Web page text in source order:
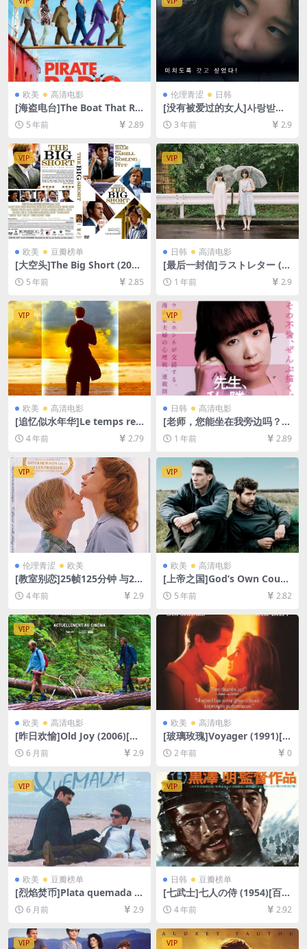
欧美 高清电影
[海盗电台]The Boat That Ro
cked (2009)135min[百度网
盘+夸克网盘+迅雷云盘资源10
80P超清][MP4/7.7GB][中英
字幕]【视频文件+防和谐压缩
包（含解压密码）】
5 年前 2.89
伦理青涩 日韩
[没有被爱过的女人]사랑받지
못한 여자 (2017)[百度网盘
+迅雷云盘资源1080P超清未
删减][MP4/5GB][韩语中字]
3 年前 2.9
VIP
欧美 豆瓣榜单
[大空头]The Big Short (201
5)[百度网盘+夸克网盘+迅雷云
盘资源1080P超清未删减][MP
5 年前 2.85
VIP
日韩 高清电影
[最后一封信]ラストレター (2
020)[百度网盘+夸克网盘1080
P超清未删减资源][网盘在线播
幕]
1 年前 2.9
VIP
欧美 高清电影
[追忆似水年华]Le temps retr
ouvé, d’après l’oeuvre de M
arcel Proust (1999)[百度网
盘+迅雷云盘资源1080P超清
未删减][MP4/9.5GB][中文字
幕]
4 年前 2.79
VIP
日韩 高清电影
[老师，您能坐在我旁边吗？]
先生、私の隣に座っていただ
けませんか？ (2021)[百度网
盘+夸克网盘1080P超清未删
减资源][网盘在线播放/下载]
[MP4/8GB][中文字幕]
1 年前 2.89
VIP
伦理青涩 欧美
[教室别恋]25帧125分钟 与24
帧130 分钟版本一致 Lust oc
h fägring stor (1995)[百度网
盘+迅雷云盘资源1080P超清
未删减][MP4/GB][中英字幕]
4 年前 2.9
VIP
欧美 高清电影
[上帝之国]God’s Own Count
ry (2017)[百度网盘+迅雷云盘
资源1080P超清未删减][MP4/
5.9GB][中英字幕]【视频文件
+防和谐压缩包（含解压密
码）】
5 年前 2.82
VIP
欧美 高清电影
[昨日欢愉]Old Joy (2006)[百
度网盘+夸克网盘1080P超清
未删减资源][网盘在线播放/下
6 月前 2.9
欧美 高清电影
[玻璃玫瑰]Voyager (1991)[百
度网盘+夸克网盘1080P超清
未删减资源][网盘在线播放/下
2 年前 0
VIP
欧美 豆瓣榜单
[烈焰焚币]Plata quemada (2
000)[百度网盘+夸克网盘1080
P超清未删减资源][网盘在线播
放/下载][MP4/7.3GB][中文字
幕]
6 月前 2.9
VIP
日韩 豆瓣榜单
[七武士]七人の侍 (1954)[百度
网盘+迅雷云盘资源1080P超
清未删减][MP4/10GB][日语
中字]
4 年前 2.92
VIP VIP